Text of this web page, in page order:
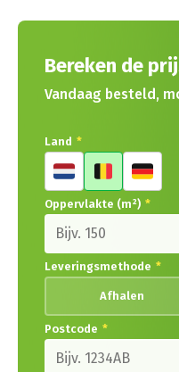
Bereken de
Vandaag besteld,
Land *
Oppervlakte (m²) *
Leveringsmethode *
Afhalen
Postcode *